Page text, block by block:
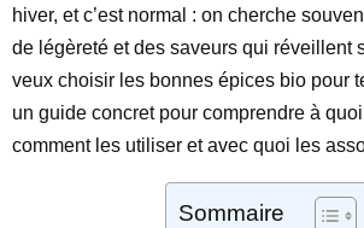
hiver, et c’est normal : on cherche
de légèreté et des saveurs qui réveillent
veux choisir les bonnes épices bio pour
un guide concret pour comprendre à
comment les utiliser et avec quoi les
Sommaire